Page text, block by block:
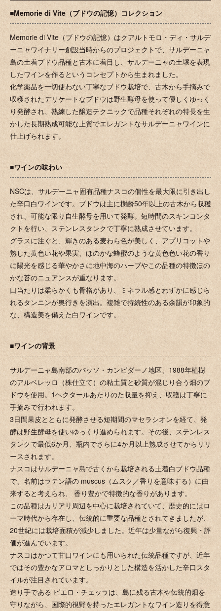
■Memorie di Vite（ブドウの記憶）コレクション
Memorie di Vite（ブドウの記憶）はクアルトモロ・ディ・サルデ
ーニャワイナリー創設当時からのプロジェクトで、サルデーニャ
島の土着ブドウ品種と古木に着目し、サルデーニャの土壌を表現
したワインを作るというコンセプトから生まれました。
化学薬品を一切使わない丁寧なブドウ栽培で、古木から手摘みで
収穫されたデリケートなブドウは野生酵母を使って優しくゆっく
り発酵され、熟練した醸造テクニックで品種それぞれの特長を生
かした長期熟成可能な上質でエレガントなサルデーニャワインに
仕上げられます。
■ワインの味わい
NSCは、サルデーニャ固有品種ナスコの個性を最大限に引き出し
た辛口白ワインです。ブドウは主に樹齢50年以上の古木から収穫
され、可能な限り自生酵母を用いて発酵。短時間のスキンコンタ
クトを行い、ステンレスタンクで丁寧に熟成させています。
グラスに注ぐと、輝きのある麦わら色が美しく、アプリコットや
熟した黄色い花や果実、ほのかな蜂蜜のような黄色色い花の香り
に陽光を感じる華やかさに地中海のハーブやこの品種の特徴ほの
かな苔のニュアンスが重なります。
口当たりは柔らかくも骨格があり、ミネラル感とわずかに感じら
れるタンニンが奥行きを演出。複雑で持続性のある余韻が印象的
な、構造美を備えた白ワインです。
■ワインの背景
サルデーニャ島南部のバッソ・カンピダーノ地区、1988年植樹
のアルベレッロ（株仕立て）の粘土質と砂質が混じり合う畑のブ
ドウを使用。1ヘクタールあたりのた収量を抑え、収穫は丁寧に
手摘みで行われます。
3日間果皮とともに発酵させる短期間のマセラシオンを経て、発
酵は野生酵母を使いゆっくり進められます。その後、ステンレス
タンクで最低6か月、瓶内でさらに4か月以上熟成させてからリリ
ースされます。
ナスコはサルデーニャ島で古くから栽培される土着白ブドウ品種
で、名前はラテン語の muscus（ムスク／香りを意味する）に由
来すると考えられ、 香り豊かで特徴的な香りがあります。
この品種はカリアリ周辺を中心に栽培されていて、歴史的にはロ
ーマ時代から存在し、伝統的に重要な品種とされてきましたが、
20世紀には栽培面積が減少しました。近年は少量ながら復興・評
価が進んでいます。
ナスコはかつて甘口ワインにも用いられた伝統品種ですが、近年
ではその豊かなアロマとしっかりとした構造を活かした辛口スタ
イルが注目されています。
造り手である ピエロ・チェッラは、島に残る古木や伝統的畑を
守りながら、国際的視野を持ったエレガントなワイン造りを得意